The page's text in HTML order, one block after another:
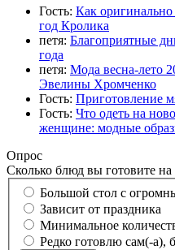
Гость: Как
год Кролика
петя: Благоприятные
года
петя: Мода весна-лето
Эвелины Хромченко
Гость: Приготовление
Гость: Что одеть на
женщине: модные
Опрос
Сколько блюд вы готовите на
Большой стол с
Зависит от праздника
Минимальное
Редко готовлю сам(-